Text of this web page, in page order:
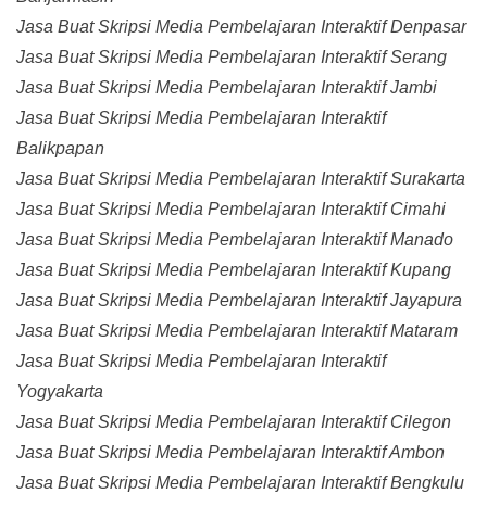
Jasa Buat Skripsi Media Pembelajaran Interaktif Denpasar
Jasa Buat Skripsi Media Pembelajaran Interaktif Serang
Jasa Buat Skripsi Media Pembelajaran Interaktif Jambi
Jasa Buat Skripsi Media Pembelajaran Interaktif
Balikpapan
Jasa Buat Skripsi Media Pembelajaran Interaktif Surakarta
Jasa Buat Skripsi Media Pembelajaran Interaktif Cimahi
Jasa Buat Skripsi Media Pembelajaran Interaktif Manado
Jasa Buat Skripsi Media Pembelajaran Interaktif Kupang
Jasa Buat Skripsi Media Pembelajaran Interaktif Jayapura
Jasa Buat Skripsi Media Pembelajaran Interaktif Mataram
Jasa Buat Skripsi Media Pembelajaran Interaktif
Yogyakarta
Jasa Buat Skripsi Media Pembelajaran Interaktif Cilegon
Jasa Buat Skripsi Media Pembelajaran Interaktif Ambon
Jasa Buat Skripsi Media Pembelajaran Interaktif Bengkulu